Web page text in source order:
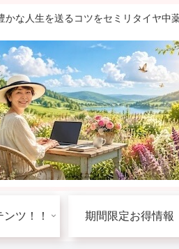
な人生を送るコツをセミリタイヤ中
ツ！！ 期間限定お得情報